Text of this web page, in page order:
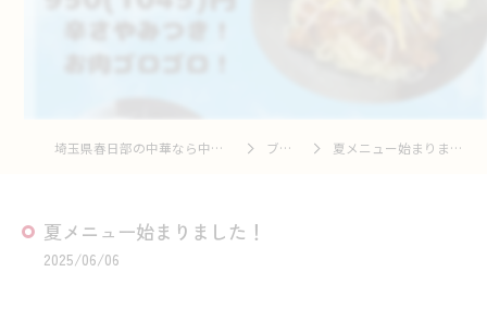
埼玉県春日部の中華なら中華市場 炒 ブログ 夏メニュー始まりました！
夏メニュー始まりました！
2025/06/06